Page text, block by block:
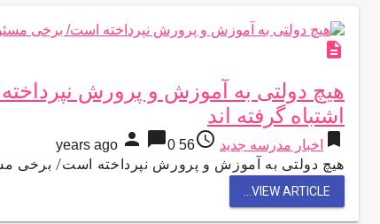
description
هیچ دولتی به آموزش و پرورش
اشتباه گرفته اند
bookmark اخبار مدرسه جدید access_time
56 years ago
person chat_bubble0
هیچ دولتی به آموزش و پرورش نپرداخته است/ برخی
VIEW ARTICLE...